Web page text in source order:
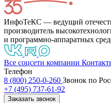
ИнфоТеКС — ведущий
производитель
и программно-аппаратных
Все соцсети компании
Телефон
8 (800) 250-0-260 Звонок по
+7 (495) 737-61-92
Заказать звонок